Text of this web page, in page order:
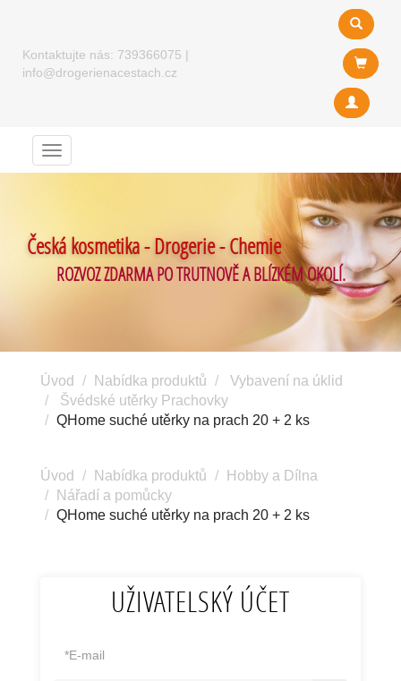
Kontaktujte nás: 739366075 |
info@drogerienacestach.cz
Menu
Česká kosmetika - Drogerie - Chemie
ROZVOZ ZDARMA PO TRUTNOVĚ A BLÍZKÉM OKOLÍ.
Úvod Nabídka produktů
Vybavení na úklid
Švédské utěrky Prachovky
QHome suché utěrky na prach 20 + 2 ks
Úvod Nabídka produktů
Hobby a Dílna
Nářadí a pomůcky
QHome suché utěrky na prach 20 + 2 ks
UŽIVATELSKÝ ÚČET